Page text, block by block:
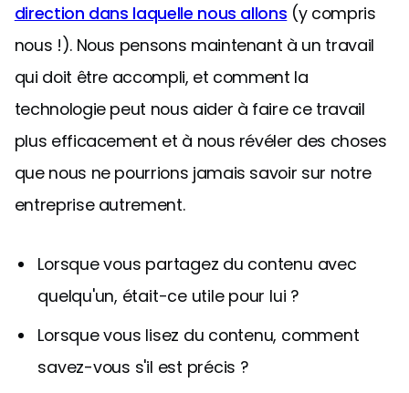
direction dans laquelle nous allons (y compris
nous !). Nous pensons maintenant à un travail
qui doit être accompli, et comment la
technologie peut nous aider à faire ce travail
plus efficacement et à nous révéler des choses
que nous ne pourrions jamais savoir sur notre
entreprise autrement.
Lorsque vous partagez du contenu avec
quelqu'un, était-ce utile pour lui ?
Lorsque vous lisez du contenu, comment
savez-vous s'il est précis ?